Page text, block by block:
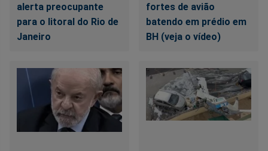
alerta preocupante
para o litoral do Rio de
Janeiro
fortes de avião
batendo em prédio em
BH (veja o vídeo)